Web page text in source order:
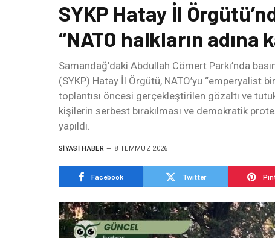
SYKP Hatay İl
“NATO halkların adına
Samandağ’daki Abdullah Cömert Parkı’nda
(SYKP) Hatay İl Örgütü, NATO’yu “emperyalist
toplantısı öncesi gerçekleştirilen gözaltı ve
kişilerin serbest bırakılması ve demokratik
yapıldı.
SIYASI HABER 8 TEMMUZ 2026
Facebook Twitter